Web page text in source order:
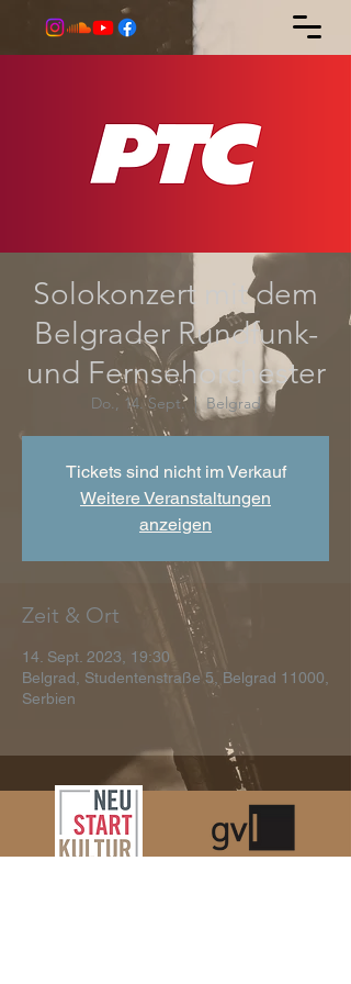
Solokonzert mit dem
Belgrader Rundfunk-
und Fernsehorchester
Do., 14. Sept.
  |
Belgrad
Tickets sind nicht im Verkauf
Weitere Veranstaltungen
anzeigen
Zeit & Ort
14. Sept. 2023, 19:30
Belgrad, Studentenstraße 5, Belgrad 11000,
Serbien